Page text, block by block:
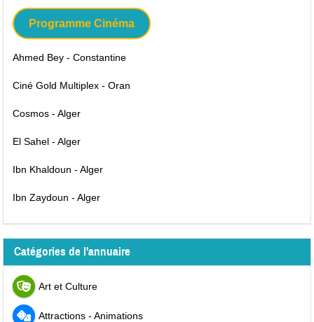
Programme Cinéma
Ahmed Bey - Constantine
Ciné Gold Multiplex - Oran
Cosmos - Alger
El Sahel - Alger
Ibn Khaldoun - Alger
Ibn Zaydoun - Alger
Catégories de l'annuaire
Art et Culture
Attractions - Animations